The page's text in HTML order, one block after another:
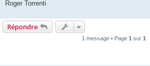
Roger Torrenti
Répondre
1 message • Page 1 sur 1